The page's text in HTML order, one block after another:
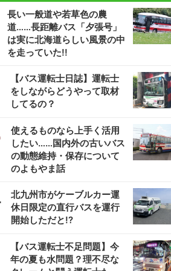
長い一般道や若草色の農
道……長距離バス「夕張号」
は実に北海道らしい風景の中
を走っていた!!
【バス運転士日誌】運転士
をしながらどうやって取材
してるの？
使えるものなら上手く活用
したい……国内外の古いバス
の動態維持・保存について
のよもやま話
北九州市がケーブルカー運
休日限定の直行バスを運行
開始しただと!?
【バス運転士不足問題】今
年の夏も水問題？理不尽な